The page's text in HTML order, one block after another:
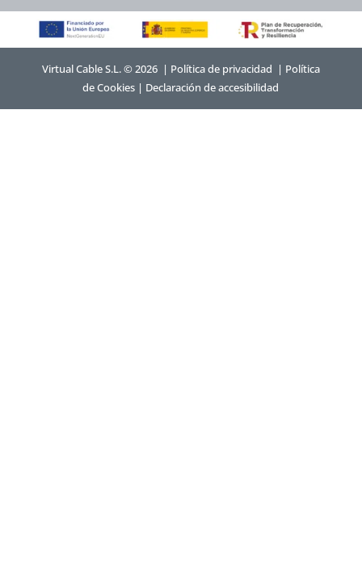
Virtual Cable S.L. © 2026 | Política de privacidad | Política
de Cookies | Declaración de accesibilidad